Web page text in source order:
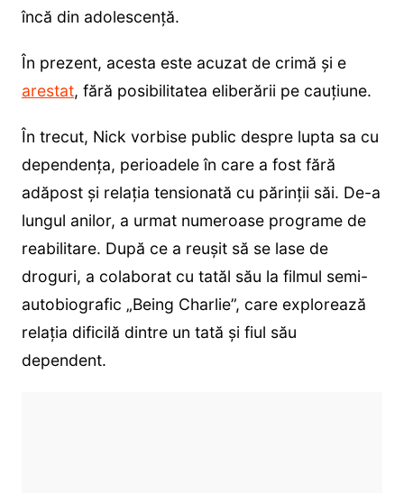
încă din adolescență.
În prezent, acesta este acuzat de crimă și e
arestat, fără posibilitatea eliberării pe cauțiune.
În trecut, Nick vorbise public despre lupta sa cu
dependența, perioadele în care a fost fără
adăpost și relația tensionată cu părinții săi. De-a
lungul anilor, a urmat numeroase programe de
reabilitare. După ce a reușit să se lase de
droguri, a colaborat cu tatăl său la filmul semi-
autobiografic „Being Charlie”, care explorează
relația dificilă dintre un tată și fiul său
dependent.